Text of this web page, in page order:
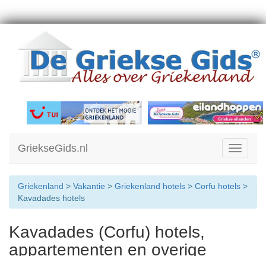
Toggle
GriekseGids.nl
Griekenland > Vakantie > Griekenland hotels > Corfu hotels >
Kavadades hotels
Kavadades (Corfu) hotels,
appartementen en overige